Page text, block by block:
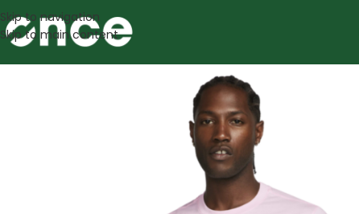
Skip to navigation
Skip to main content